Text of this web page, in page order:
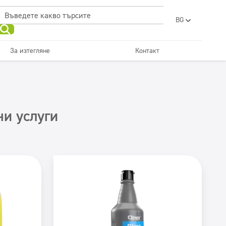
BG
UA
За изтегляне Контакт
услуги